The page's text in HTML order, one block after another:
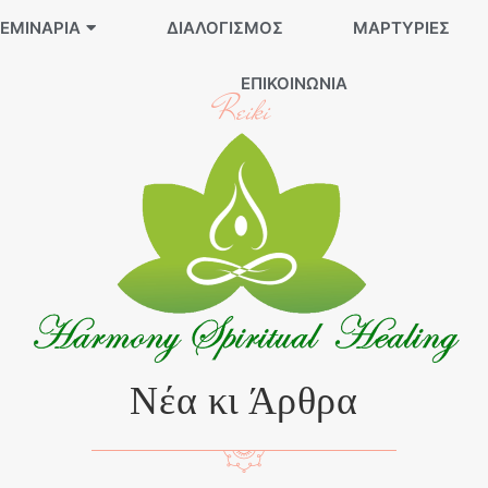
ΔΙΑΛΟΓΙΣΜΌΣ ΜΑΡΤΥΡΊΕΣ
ΕΠΙΚΟΙΝΩΝΊΑ
Reiki
Νέα κι Άρθρα